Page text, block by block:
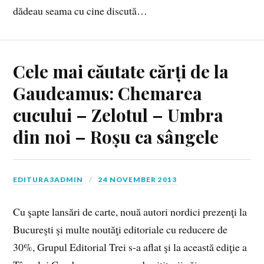
dădeau seama cu cine discută…
Cele mai căutate cărți de la
Gaudeamus: Chemarea
cucului – Zelotul – Umbra
din noi – Roșu ca sângele
EDITURA3ADMIN 24 NOVEMBER 2013
Cu şapte lansări de carte, nouă autori nordici prezenţi la
Bucureşti şi multe noutăţi editoriale cu reducere de
30%, Grupul Editorial Trei s-a aflat şi la această ediţie a